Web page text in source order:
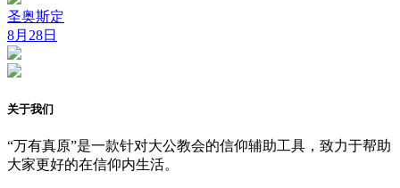
圣奥斯定
8月28日
关于我们
“万有真原”是一款针对大公教会的信仰辅助工具，致力于帮助
大家更好的在信仰内生活。